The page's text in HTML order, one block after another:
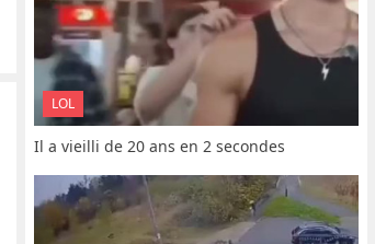
LOL
Il a vieilli de 20 ans en 2 secondes